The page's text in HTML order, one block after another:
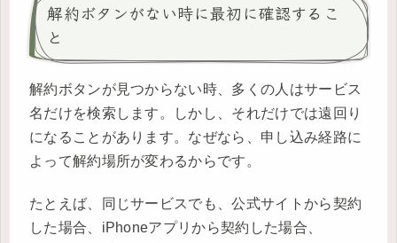
解約ボタンがない時に最初に確認するこ
と
解約ボタンが見つからない時、多くの人はサービス
名だけを検索します。しかし、それだけでは遠回り
になることがあります。なぜなら、申し込み経路に
よって解約場所が変わるからです。
たとえば、同じサービスでも、公式サイトから契約
した場合、iPhoneアプリから契約した場合、